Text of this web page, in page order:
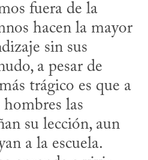
fuera de la
hacen la mayor
sin sus
a pesar de
trágico es que a
las
su lección, aun
a la escuela.